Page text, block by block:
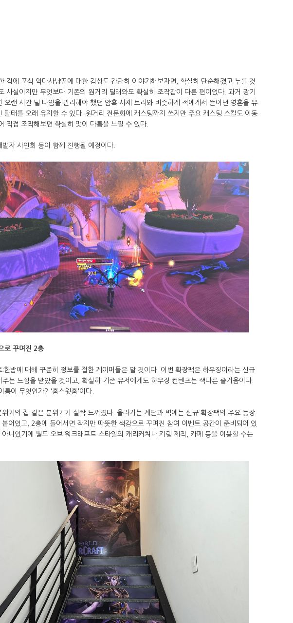
김에 포식 악마사냥꾼에 대한 감상도 간단히 이야기해보자면, 확실히 단순해졌고 누를 것
사실이지만 무엇보다 기존의 원거리 딜러와도 확실히 조작감이 다른 편이었다. 과거 광기
오랜 시간 딜 타임을 관리해야 했던 암흑 사제 트리와 비슷하게 적에게서 뜯어낸 영혼을 유
탈태를 오래 유지할 수 있다. 원거리 전문화에 캐스팅까지 쓰지만 주요 캐스팅 스킬도 이동
직접 조작해보면 확실히 맛이 다름을 느낄 수 있다.
자 사인회 등이 함께 진행될 예정이다.
로 꾸며진 2층
:한밤에 대해 꾸준히 정보를 접한 게이머들은 알 것이다. 이번 확장팩은 하우징이라는 신규
주는 느낌을 받았을 것이고, 확실히 기존 유저에게도 하우징 컨텐츠는 색다른 즐거움이다.
름이 무엇인가? '홈스윗홈'이다.
기의 집 같은 분위기가 살짝 느껴졌다. 올라가는 계단과 벽에는 신규 확장팩의 주요 등장
어있고, 2층에 들어서면 작지만 따뜻한 색감으로 꾸며진 참여 이벤트 공간이 준비되어 있
니었기에 월드 오브 워크래프트 스타일의 캐리커쳐나 키링 제작, 카페 등을 이용할 수는